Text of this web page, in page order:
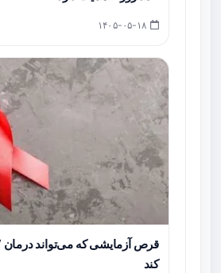
کند